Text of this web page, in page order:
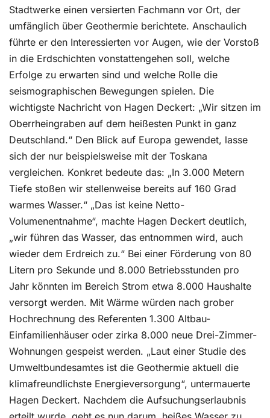
Stadtwerke einen versierten Fachmann vor Ort, der
umfänglich über Geothermie berichtete. Anschaulich
führte er den Interessierten vor Augen, wie der Vorstoß
in die Erdschichten vonstattengehen soll, welche
Erfolge zu erwarten sind und welche Rolle die
seismographischen Bewegungen spielen. Die
wichtigste Nachricht von Hagen Deckert: „Wir sitzen im
Oberrheingraben auf dem heißesten Punkt in ganz
Deutschland.“ Den Blick auf Europa gewendet, lasse
sich der nur beispielsweise mit der Toskana
vergleichen. Konkret bedeute das: „In 3.000 Metern
Tiefe stoßen wir stellenweise bereits auf 160 Grad
warmes Wasser.“ „Das ist keine Netto-
Volumenentnahme“, machte Hagen Deckert deutlich,
„wir führen das Wasser, das entnommen wird, auch
wieder dem Erdreich zu.“ Bei einer Förderung von 80
Litern pro Sekunde und 8.000 Betriebsstunden pro
Jahr könnten im Bereich Strom etwa 8.000 Haushalte
versorgt werden. Mit Wärme würden nach grober
Hochrechnung des Referenten 1.300 Altbau-
Einfamilienhäuser oder zirka 8.000 neue Drei-Zimmer-
Wohnungen gespeist werden. „Laut einer Studie des
Umweltbundesamtes ist die Geothermie aktuell die
klimafreundlichste Energieversorgung“, untermauerte
Hagen Deckert. Nachdem die Aufsuchungserlaubnis